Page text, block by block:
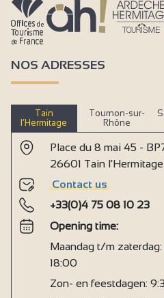
NOS ADRESSES
Tain
l’Hermitage
Tournon-sur-
Rhône
Place du 8 mai 45 -
26601 Tain
Contact us
+33(0)4 75 08 10 23
Opening time:
Maandag t/m
18:00
Zon- en feestdagen: